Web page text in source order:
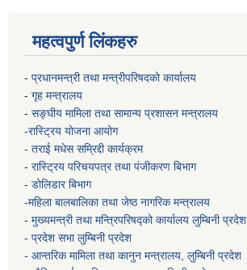
महत्वपुर्ण लिंकहरु
- प्रधानमन्त्री तथा मन्त्रीपरिषदको कार्यालय
- गृह मन्त्रालय
- सङ्घीय मामिला तथा सामान्य प्रशासन मन्त्रालय
-रास्ट्रिय योजना आयोग
- तराई मधेस सम्रिद्दी कार्यक्रम
- रास्ट्रिय परिचयपत्र तथा पंजीकरण बिभाग
- डोलिडार बिभाग
-महिला बालबालिका तथा जेष्ठ नागरिक मन्त्रालय
- मुख्यमन्त्री तथा मन्त्रिपरिषद्को कार्यालय लुम्बिनी प्रदेश
- प्रदेश सभा लुम्बिनी प्रदेश
- आन्तरिक मामिला तथा कानुन मन्त्रालय, लुम्बिनी प्रदेश